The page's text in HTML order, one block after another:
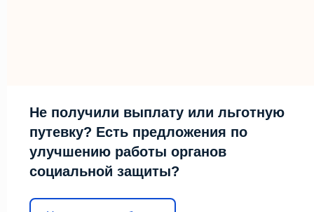
Не получили выплату или льготную
путевку? Есть предложения по
улучшению работы органов
социальной защиты?